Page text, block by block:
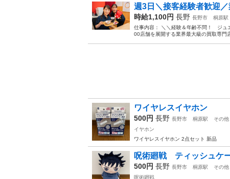
週3日＼接客経験者歓迎
時給1,100円 長野 長野市 桐原駅
仕事内容： ＼＼経験＆年齢不問！ ジュ
00店舗を展開する業界最大級の買取専門
ワイヤレスイヤホン
500円 長野 長野市 桐原駅
その他
イヤホン
ワイヤレスイヤホン 2点セット 新品
呪術廻戦 ティッシュケ
500円 長野 長野市 桐原駅
その他
呪術廻戦